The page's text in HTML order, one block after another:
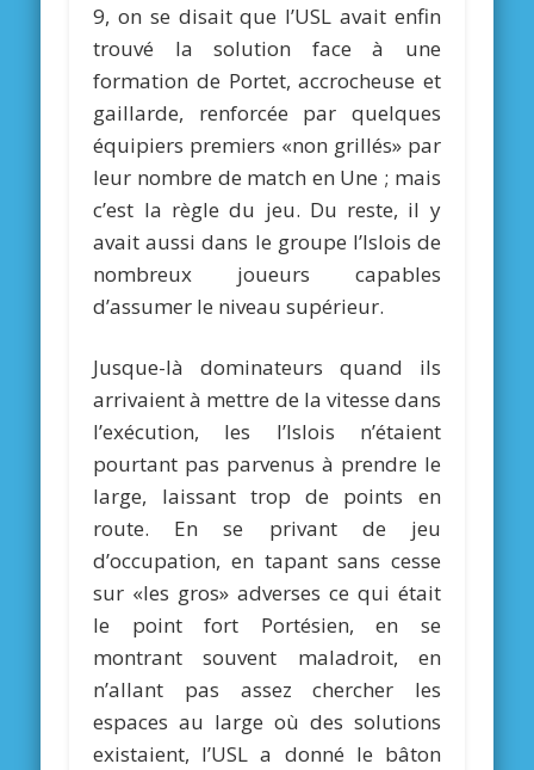
9, on se disait que l’USL avait enfin
trouvé la solution face à une
formation de Portet, accrocheuse et
gaillarde, renforcée par quelques
équipiers premiers «non grillés» par
leur nombre de match en Une ; mais
c’est la règle du jeu. Du reste, il y
avait aussi dans le groupe l’Islois de
nombreux joueurs capables
d’assumer le niveau supérieur.
Jusque-là dominateurs quand ils
arrivaient à mettre de la vitesse dans
l’exécution, les l’Islois n’étaient
pourtant pas parvenus à prendre le
large, laissant trop de points en
route. En se privant de jeu
d’occupation, en tapant sans cesse
sur «les gros» adverses ce qui était
le point fort Portésien, en se
montrant souvent maladroit, en
n’allant pas assez chercher les
espaces au large où des solutions
existaient, l’USL a donné le bâton